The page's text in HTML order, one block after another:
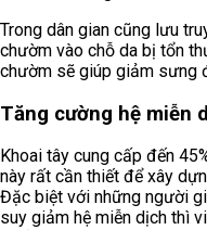
Trong dân gian cũng lưu
chườm vào chỗ da bị tổn
chườm sẽ giúp giảm sưng
Tăng cường hệ miễn
Khoai tây cung cấp đến
này rất cần thiết để xây
Đặc biệt với những người
suy giảm hệ miễn dịch thì